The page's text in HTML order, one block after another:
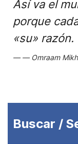
Así va el
porque
«su» razón.
Omraam
Buscar /